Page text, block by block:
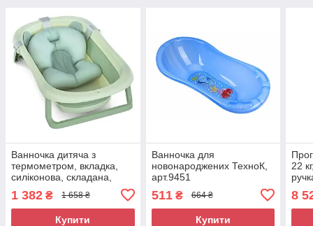
Ванночка дитяча з
термометром, вкладка,
силіконова, складана,
розмір 78,3×49,3×20,5 см,
зелена (ME 1151 Pale
Green)
1 382 ₴ 1 658 ₴
Купити
Ванночка для
новонароджених ТехноК,
арт.9451
511₴ 664 ₴
Купити
22
8